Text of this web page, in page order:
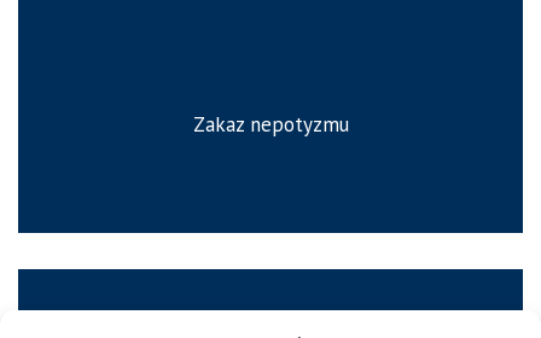
Zakaz nepotyzmu